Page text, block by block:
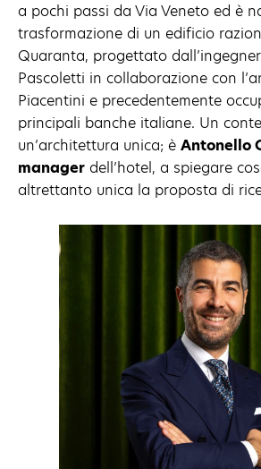
a pochi passi da Via Veneto ed è
trasformazione di un edificio
Quaranta, progettato
Pascoletti in collaborazione con
Piacentini e precedentemente
principali banche italiane. Un
un’architettura unica; è Antonello
manager dell’hotel, a spiegare
altrettanto unica la proposta di